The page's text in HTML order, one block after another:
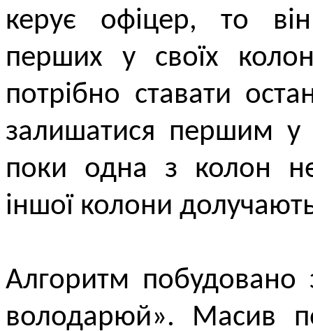
керує офіцер, то
перших у своїх
потрібно ставати
залишатися першим у
поки одна з колон
іншої колони
Алгоритм побудовано
володарюй». Масив